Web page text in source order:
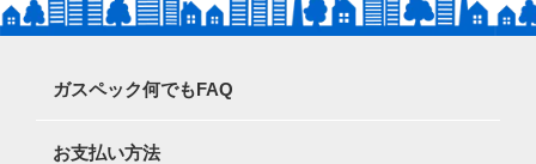
ガスペック何でもFAQ
お支払い方法